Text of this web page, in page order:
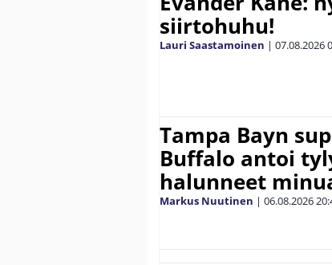
siirtohuhu!
Lauri Saastamoinen | 07.08.2026
Tampa Bayn
Buffalo antoi
halunneet
Markus Nuutinen | 06.08.2026